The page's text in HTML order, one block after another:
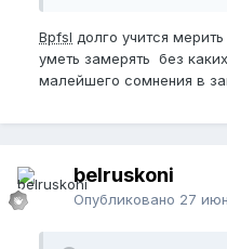
Bpfsl долго учится
уметь замерять без
малейшего сомнения в
belruskoni
Опубликовано 27